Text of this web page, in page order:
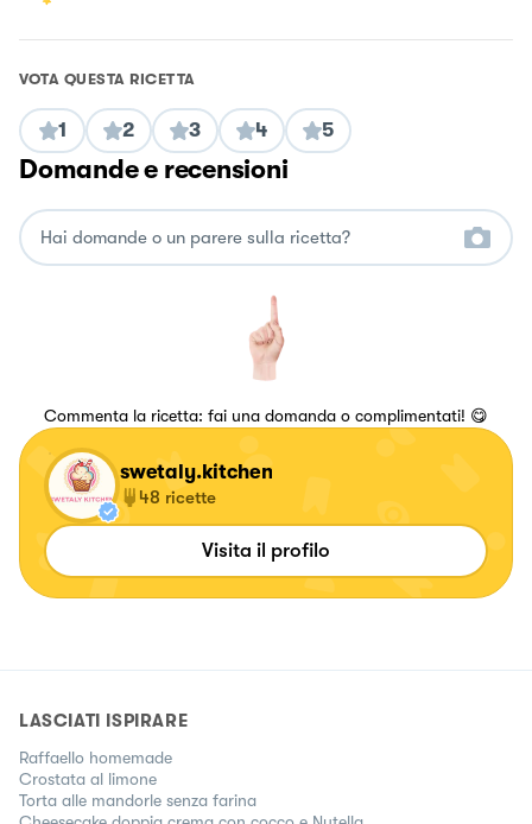
VOTA QUESTA RICETTA
1 2 3 4 5
Domande e recensioni
Commenta la ricetta: fai una domanda o complimentati! 😋
swetaly.kitchen
48 ricette
Visita il profilo
LASCIATI ISPIRARE
Raffaello homemade
Crostata al limone
Torta alle mandorle senza farina